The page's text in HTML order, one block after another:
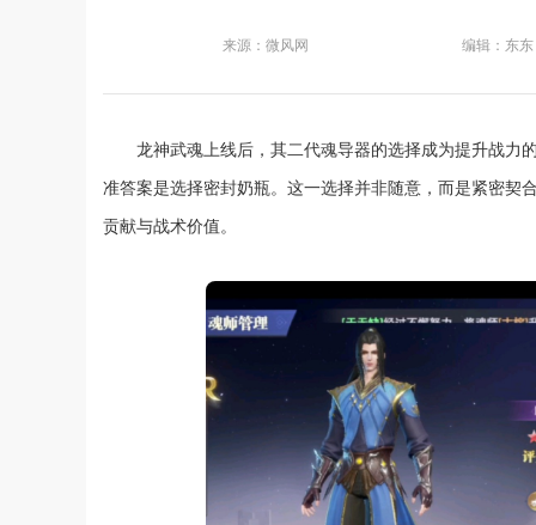
来源： 微风网 编辑： 东东
龙神武魂上线后，其二代魂导器的选择成为提升战力
准答案是选择密封奶瓶。这一选择并非随意，而是紧密契
贡献与战术价值。